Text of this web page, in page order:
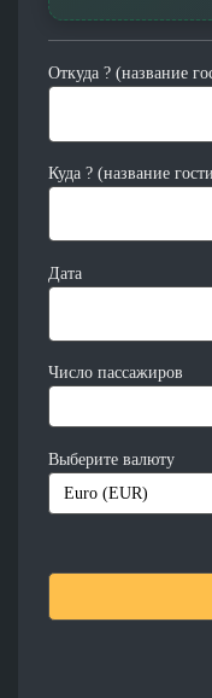
Откуда ? (название
Куда ? (название
Дата
Число пассажиров
Выберите валюту